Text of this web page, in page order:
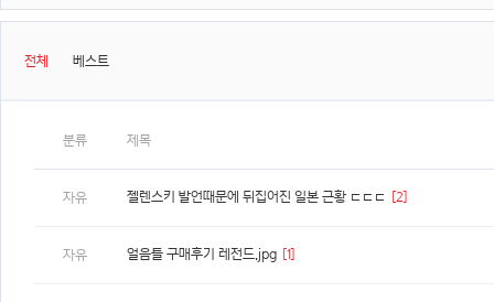
전체 베스트
분류 제목
자유 젤렌스키 발언때문에 뒤집어진 일본 근황 ㄷㄷㄷ [2]
자유 얼음틀 구매후기 레전드.jpg [1]